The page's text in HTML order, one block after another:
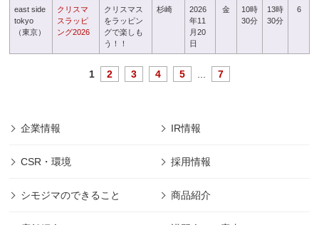
east side
tokyo
（東京）
クリスマ
スラッピ
ング2026
クリスマス
をラッピン
グで楽しも
う！！
杉崎
2026
年11
月20
日
金
10時
30分
13時
30分
6
1 2 3 4 5 7
企業情報 IR情報
CSR・環境 採用情報
シモジマのできること 商品紹介